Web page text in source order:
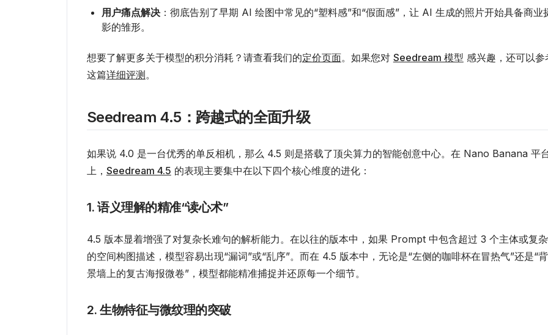
用户痛点解决：彻底告别了早期 AI 绘图中常见的“塑料感”和“假面感”，让 AI 生成的照片开始具备商业
影的雏形。
想要了解更多关于模型的积分消耗？请查看我们的定价页面。如果您对 Seedream 模型 感兴趣，还可以参
这篇详细评测 。
Seedream 4.5：跨越式的全面升级
如果说 4.0 是一台优秀的单反相机，那么 4.5 则是搭载了顶尖算力的智能创意中心。在 Nano Banana 平
上， Seedream 4.5 的表现主要集中在以下四个核心维度的进化：
1. 语义理解的精准“读心术”
4.5 版本显着增强了对复杂长难句的解析能力。在以往的版本中，如果 Prompt 中包含超过 3 个主体或复杂
的空间构图描述，模型容易出现“漏词”或“乱序”。而在 4.5 版本中，无论是“左侧的咖啡杯在冒热气”还是“背
景墙上的复古海报微卷”，模型都能精准捕捉并还原每一个细节。
2. 生物特征与微纹理的突破